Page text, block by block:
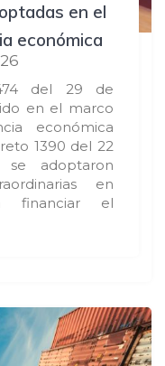
en el
económica
del 29 de
en el marco
económica
1390 del 22
adoptaron
en
financiar el